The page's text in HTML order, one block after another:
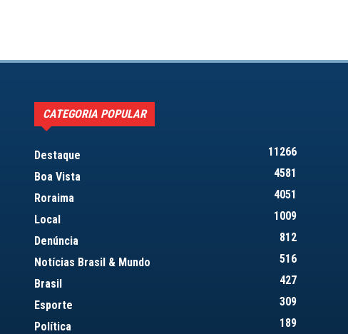
CATEGORIA POPULAR
Destaque
11266
Boa Vista
4581
Roraima
4051
Local
1009
Denúncia
812
Notícias Brasil & Mundo
516
Brasil
427
Esporte
309
Política
189